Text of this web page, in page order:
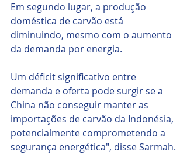
Em segundo lugar, a produção
doméstica de carvão está
diminuindo, mesmo com o aumento
da demanda por energia.
Um déficit significativo entre
demanda e oferta pode surgir se a
China não conseguir manter as
importações de carvão da Indonésia,
potencialmente comprometendo a
segurança energética", disse Sarmah.